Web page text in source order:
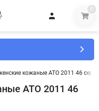
0
кожаные ATO 2011 46
ATO 2011 46